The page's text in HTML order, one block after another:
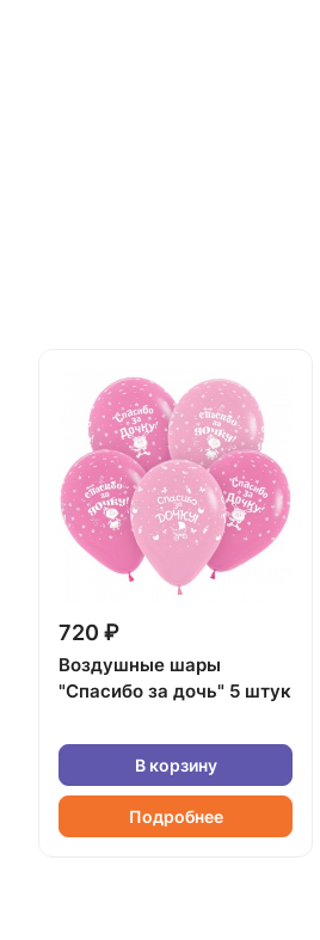
720 ₽
Воздушные шары
"Спасибо за дочь" 5 штук
В корзину
Подробнее